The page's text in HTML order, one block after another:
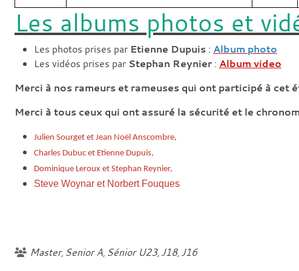
Les albums photos et
Les photos prises par Etienne Dupuis : Album photo
Les vidéos prises par Stephan Reynier: Album video
Merci à nos rameurs et rameuses qui ont participé à cet
Merci à tous ceux qui ont assuré la sécurité et le
Julien Sourget et Jean Noël Anscombre,
Charles Dubuc et Etienne Dupuis,
Dominique Leroux et Stephan Reynier,
Steve Woynar et Norbert Fouques
Master Senior A Sénior U23 J18 J16